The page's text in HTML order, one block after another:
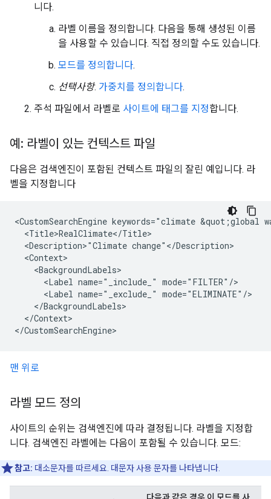
니다.
라벨 이름을 정의합니다. 다음을 통해 생성된 이름
을 사용할 수 있습니다. 직접 정의할 수도 있습니다.
모드를 정의합니다.
선택사항. 가중치를 정의합니다.
주석 파일에서 라벨로 사이트에 태그를 지정합니다.
예: 라벨이 있는 컨텍스트 파일
다음은 검색엔진이 포함된 컨텍스트 파일의 잘린 예입니다. 라
벨을 지정합니다
<CustomSearchEngine keywords="climate &quot;global
  <Title>RealClimate</Title>
  <Description>"Climate change"</Description>
  <Context>
    <BackgroundLabels>
      <Label name="_include_" mode="FILTER"/>
      <Label name="_exclude_" mode="ELIMINATE"/>
    </BackgroundLabels>
  </Context>
</CustomSearchEngine>
맨 위로
라벨 모드 정의
사이트의 순위는 검색엔진에 따라 결정됩니다. 라벨을 지정합
니다. 검색엔진 라벨에는 다음이 포함될 수 있습니다. 모드:
참고: 대소문자를 따르세요. 대문자 사용 문자를 나타냅니다.